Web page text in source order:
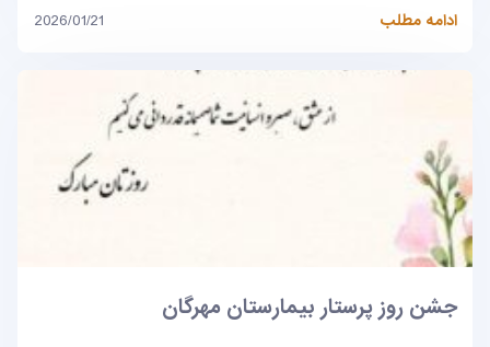
ادامه مطلب 2026/01/21
جشن روز پرستار بیمارستان مهرگان